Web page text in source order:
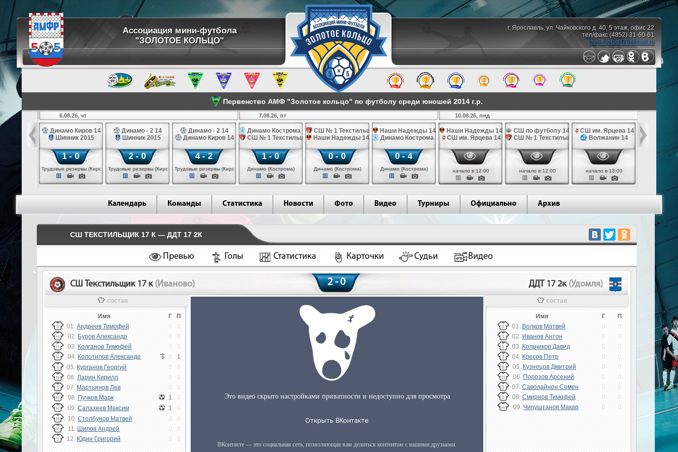
Ассоциация мини-футбола
"ЗОЛОТОЕ КОЛЬЦО"
г. Ярославль, ул. Чайковского д. 40, 5 этаж, офис 22
тел/факс (4852) 31-60-61
mini-football76@mail.ru
Первенство АМФ "Золотое кольцо" по футболу среди юношей 2014 г.р.
белые 14
6.08.26, чт
Динамо Киров 14
Шинник 2015
1 - 0
Трудовые резервы (Киров)
Динамо - 2 14
Шинник 2015
2 - 0
Трудовые резервы (Киров)
Динамо - 2 14
Динамо Киров 14
4 - 2
Трудовые резервы (Киров)
7.08.26, пт
Динамо Кострома 14
СШ № 1 Текстильщик 14
1 - 0
Динамо (Кострома)
СШ № 1 Текстильщик 14
Наши Надежды 14
0 - 0
Динамо (Кострома)
Наши Надежды 14
Динамо Кострома 14
0 - 4
Динамо (Кострома)
10.08.26, пнд
Наши Надежды 14
СШ им. Ярцева 14
начало в 12:00
СШ по футболу 14
СШ № 1 Текстильщик 14
начало в 12:00
СШ им. Ярцева 14
Волжанин 14
начало в 13:00
Календарь Команды Статистика Новости Фото Видео Турниры Официально Архив
СШ ТЕКСТИЛЬЩИК 17 К — ДДТ 17 2К
Превью Голы Статистика Карточки Судьи Видео
СШ Текстильщик 17 к (Иваново) 2 - 0 ДДТ 17 2к (Удомля)
состав
Имя Г П
З 01. Андреев Тимофей 0 0
Н 02. Буров Александр 0 0
Н 03. Колганов Тимофей 0 0
Н 04. Колотилов Александр 0 1
З 05. Курганов Георгий 0 0
В 06. Ларин Кирилл 0 0
З 07. Мартьянов Лев 0 0
Н 08. Пучков Марк 1 0
Н 09. Салахеев Максим 1 0
Н 10. Столбунов Матвей 0 0
Н 11. Шилов Андрей 0 0
З 12. Юдин Григорий 0 0
состав
Имя Г П
З 01. Волков Матвей 0 0
З 02. Иванов Антон 0 0
З 03. Кольчиков Давид 0 0
З 04. Кресов Петр 0 0
В 05. Кузнецов Дмитрий 0 0
Н 06. Порозов Арсений 0 0
З 07. Саволайнен Семен 0 0
З 08. Смирнов Тимофей 0 0
Н 09. Чипуштанов Макар 0 0